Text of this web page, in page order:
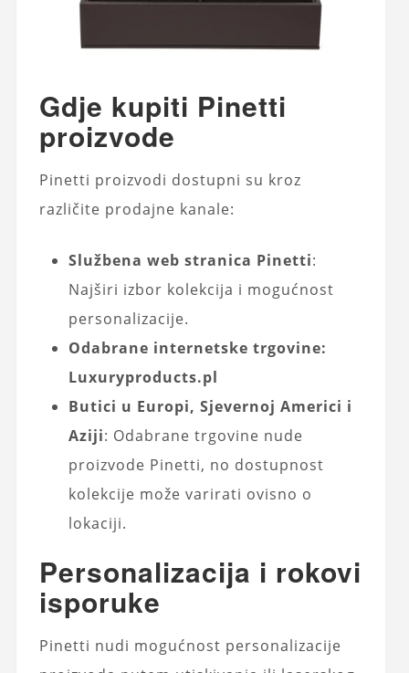
Gdje kupiti Pinetti
proizvode
Pinetti proizvodi dostupni su kroz
različite prodajne kanale:
Službena web stranica Pinetti:
Najširi izbor kolekcija i mogućnost
personalizacije.
Odabrane internetske trgovine:
Luxuryproducts.pl
Butici u Europi, Sjevernoj Americi i
Aziji: Odabrane trgovine nude
proizvode Pinetti, no dostupnost
kolekcije može varirati ovisno o
lokaciji.
Personalizacija i rokovi
isporuke
Pinetti nudi mogućnost personalizacije